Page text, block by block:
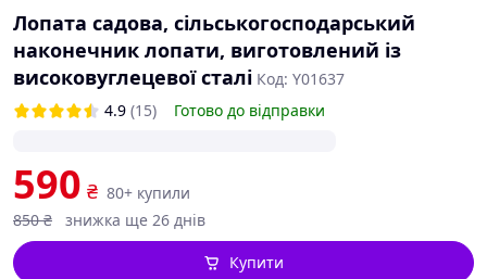
Лопата садова, сільськогосподарський
наконечник лопати, виготовлений із
високовуглецевої сталі Код: Y01637
4.9 (15) Готово до відправки
590 ₴ 80+ купили
850 ₴ знижка ще 26 днів
Купити